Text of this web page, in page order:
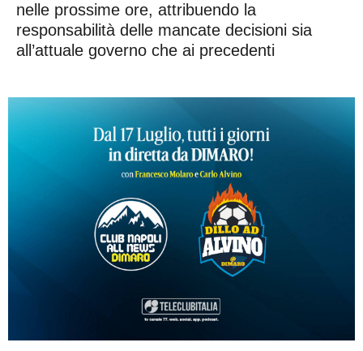
nelle prossime ore, attribuendo la
responsabilità delle mancate decisioni sia
all’attuale governo che ai precedenti